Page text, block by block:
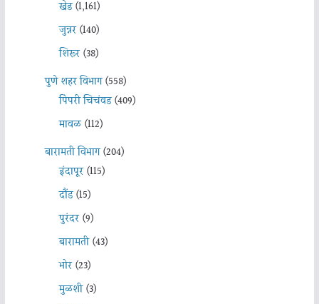
खेड(1,161)
जुन्नर(140)
शिरूर(38)
पुणे शहर विभाग(558)
पिंपरी चिचंवड(409)
मावळ(112)
बारामती विभाग(204)
इंदापूर(115)
दौंड(15)
पुरंदर(9)
बारामती(43)
भोर(23)
मुळशी(3)